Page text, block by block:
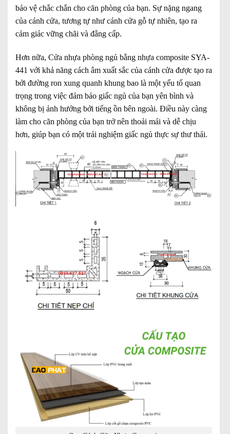
bảo vệ chắc chắn cho căn phòng của bạn. Sự nặng ngang
của cánh cửa, tương tự như cánh cửa gỗ tự nhiên, tạo ra
cảm giác vững chãi và đẳng cấp.
Hơn nữa, Cửa nhựa phòng ngủ bằng nhựa composite SYA-
441 với khả năng cách âm xuất sắc của cánh cửa được tạo ra
bởi đường ron xung quanh khung bao là một yếu tố quan
trọng trong việc đảm bảo giấc ngủ của bạn yên bình và
không bị ảnh hưởng bởi tiếng ồn bên ngoài. Điều này càng
làm cho căn phòng của bạn trở nên thoải mái và dễ chịu
hơn, giúp bạn có một trải nghiệm giấc ngủ thực sự thư thái.